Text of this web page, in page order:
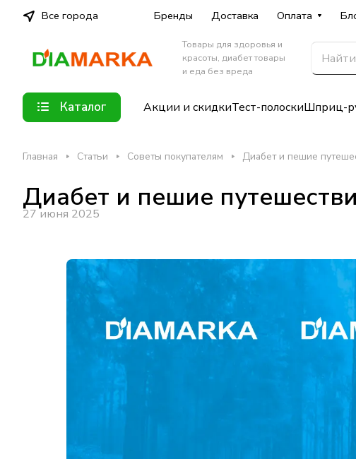
Все города Бренды Доставка Оплата
Товары для здоровья и
красоты, диабет товары
и еда без вреда
Каталог Акции и скидкиТест-полоскиШприц-
Главная Статьи Советы покупателям Диабет и пешие
Диабет и пешие
27 июня 2025